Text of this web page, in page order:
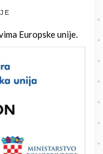
Europske unije.